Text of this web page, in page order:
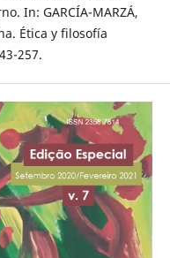
In: GARCÍA-MARZÁ,
Ética y filosofía
257.